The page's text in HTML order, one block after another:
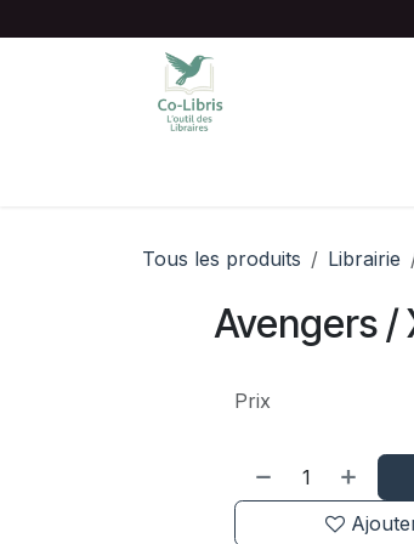
Tous les produits Librairie
Avengers /
Prix